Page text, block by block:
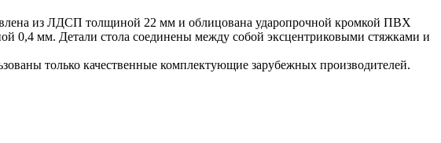
из ЛДСП толщиной 22 мм и облицована ударопрочной кромкой ПВХ
мм. Детали стола соединены между собой эксцентриковыми стяжками и
только качественные комплектующие зарубежных производителей.